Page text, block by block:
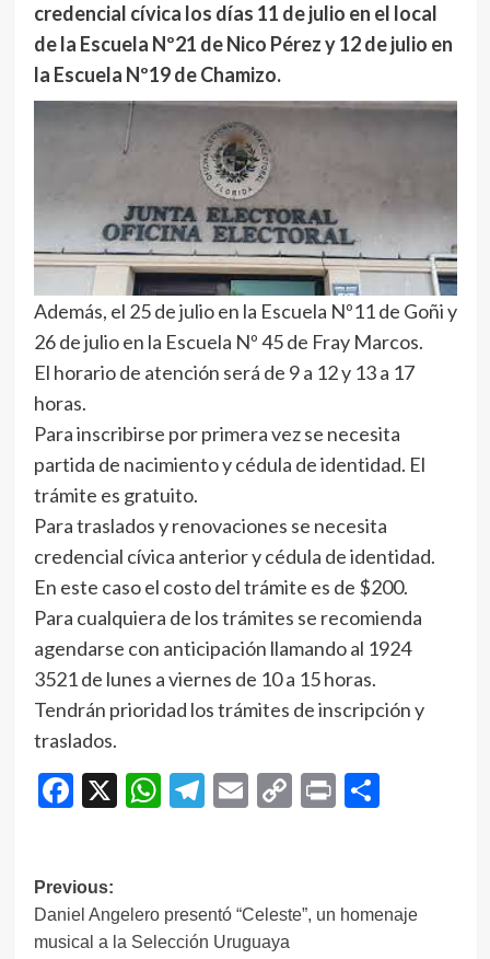
credencial cívica los días 11 de julio en el local
de la Escuela Nº21 de Nico Pérez y 12 de julio en
la Escuela Nº19 de Chamizo.
Además, el 25 de julio en la Escuela Nº11 de Goñi y
26 de julio en la Escuela Nº 45 de Fray Marcos.
El horario de atención será de 9 a 12 y 13 a 17
horas.
Para inscribirse por primera vez se necesita
partida de nacimiento y cédula de identidad. El
trámite es gratuito.
Para traslados y renovaciones se necesita
credencial cívica anterior y cédula de identidad.
En este caso el costo del trámite es de $200.
Para cualquiera de los trámites se recomienda
agendarse con anticipación llamando al 1924
3521 de lunes a viernes de 10 a 15 horas.
Tendrán prioridad los trámites de inscripción y
traslados.
Facebook
X WhatsApp
Telegram
EmailCopy
Print
Navegación
de
Previous:
Daniel Angelero presentó “Celeste”, un homenaje
musical a la Selección Uruguaya